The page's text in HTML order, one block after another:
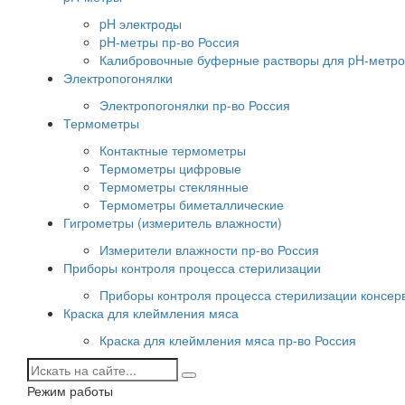
pH электроды
pH-метры пр-во Россия
Калибровочные буферные растворы для pH-
Электропогонялки
Электропогонялки пр-во Россия
Термометры
Контактные термометры
Термометры цифровые
Термометры стеклянные
Термометры биметаллические
Гигрометры (измеритель влажности)
Измерители влажности пр-во Россия
Приборы контроля процесса стерилизации
Приборы контроля процесса стерилизации
Краска для клеймления мяса
Краска для клеймления мяса пр-во Россия
Режим работы